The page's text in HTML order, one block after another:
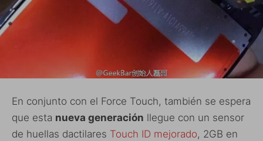
En conjunto con el Force Touch, también se espera
que esta nueva generación llegue con un sensor
de huellas dactilares Touch ID mejorado, 2GB en